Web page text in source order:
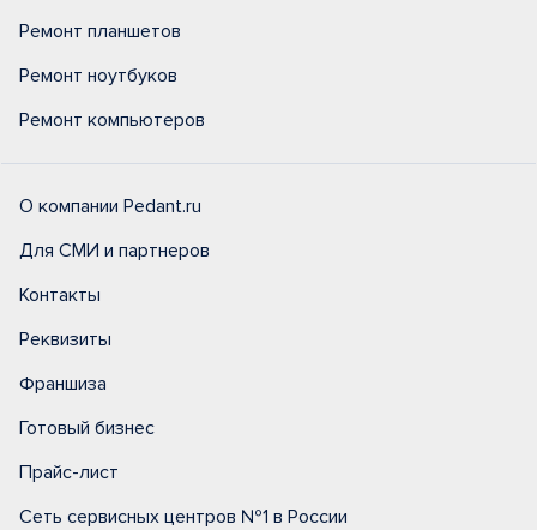
Ремонт планшетов
Ремонт ноутбуков
Ремонт компьютеров
О компании Pedant.ru
Для СМИ и партнеров
Контакты
Реквизиты
Франшиза
Готовый бизнес
Прайс-лист
Сеть сервисных центров №1 в России